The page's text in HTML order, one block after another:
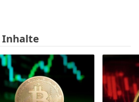
Inhalte